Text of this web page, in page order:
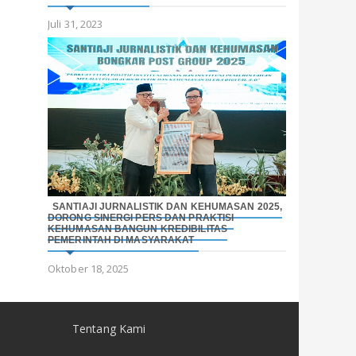
Juli 31, 2023
SANTIAJI JURNALISTIK DAN KEHUMASAN 2025,
DORONG SINERGI PERS DAN PRAKTISI
KEHUMASAN BANGUN KREDIBILITAS
PEMERINTAH DI MASYARAKAT
Oktober 18, 2025
Tentang Kami